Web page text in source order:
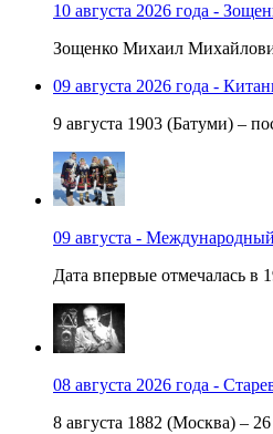
10 августа 2026 года -
Зощенко Михаил
09 августа 2026 года -
9 августа 1903 (Батуми) –
09 августа -
Дата впервые отмечалась в
08 августа 2026 года -
8 августа 1882 (Москва) –